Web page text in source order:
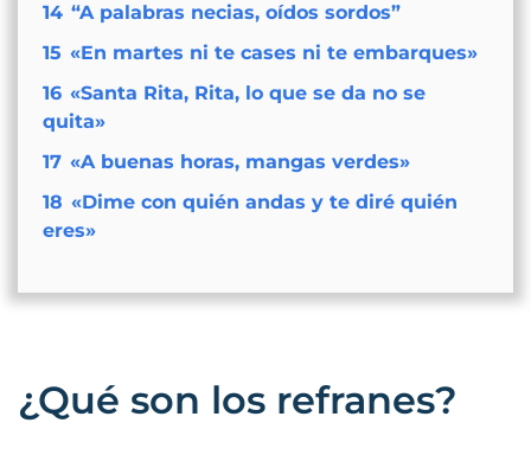
14 “A palabras necias, oídos sordos”
15 «En martes ni te cases ni te embarques»
16 «Santa Rita, Rita, lo que se da no se
quita»
17 «A buenas horas, mangas verdes»
18 «Dime con quién andas y te diré quién
eres»
¿Qué son los refranes?